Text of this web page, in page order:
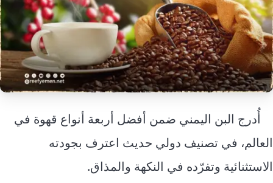
أُدرج البن اليمني ضمن أفضل أربعة أنواع قهوة في
العالم، في تصنيف دولي حديث اعترف بجودته
الاستثنائية وتفرّده في النكهة والمذاق.